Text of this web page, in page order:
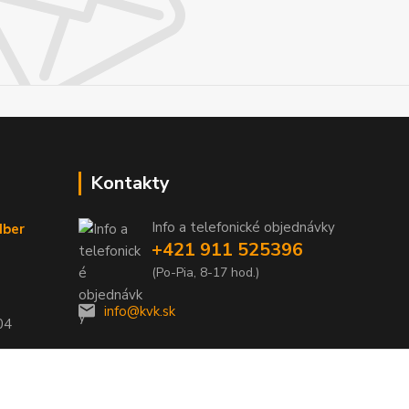
Kontakty
Info a telefonické objednávky
+421 911 525396
(Po-Pia, 8-17 hod.)
info@kvk.sk